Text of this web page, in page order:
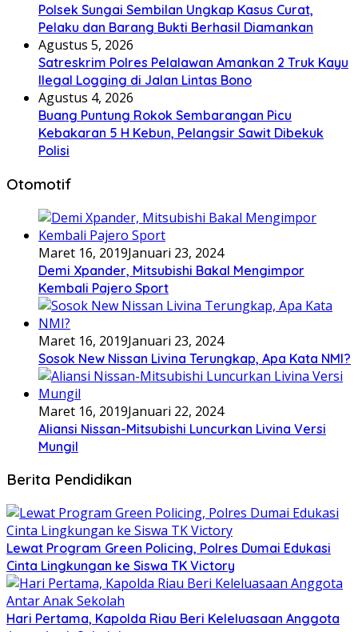
Polsek Sungai Sembilan Ungkap Kasus Curat,
Pelaku dan Barang Bukti Berhasil Diamankan
Agustus 5, 2026
Satreskrim Polres Pelalawan Amankan 2 Truk Kayu
Ilegal Logging di Jalan Lintas Bono
Agustus 4, 2026
Buang Puntung Rokok Sembarangan Picu
Kebakaran 5 H Kebun, Pelangsir Sawit Dibekuk
Polisi
Otomotif
Maret 16, 2019Januari 23, 2024
Demi Xpander, Mitsubishi Bakal Mengimpor
Kembali Pajero Sport
Maret 16, 2019Januari 23, 2024
Sosok New Nissan Livina Terungkap, Apa Kata NMI?
Maret 16, 2019Januari 22, 2024
Aliansi Nissan-Mitsubishi Luncurkan Livina Versi
Mungil
Berita Pendidikan
Lewat Program Green Policing, Polres Dumai Edukasi
Cinta Lingkungan ke Siswa TK Victory
Hari Pertama, Kapolda Riau Beri Keleluasaan Anggota